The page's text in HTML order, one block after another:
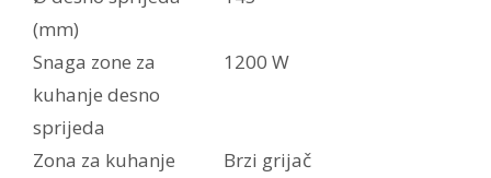
(mm)
Snaga zone za
kuhanje desno
sprijeda
1200 W
Zona za kuhanje
Brzi grijač